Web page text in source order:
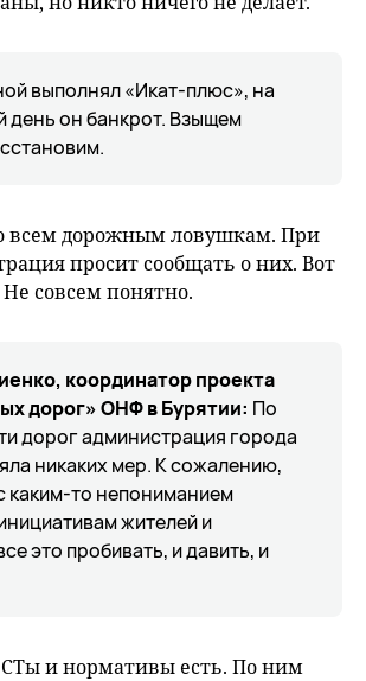
выполнял «Икат-плюс», на
день он банкрот. Взыщем
всем дорожным ловушкам. При
просит сообщать о них. Вот
совсем понятно.
координатор проекта
дорог» ОНФ в Бурятии: По
дорог администрация города
никаких мер. К сожалению,
каким-то непониманием
жителей и
это пробивать, и давить, и
и нормативы есть. По ним